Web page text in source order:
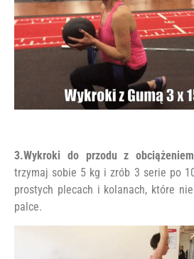
3.Wykroki do przodu z
trzymaj sobie 5 kg i zrób 3 serie po
prostych plecach i kolanach, które
palce.